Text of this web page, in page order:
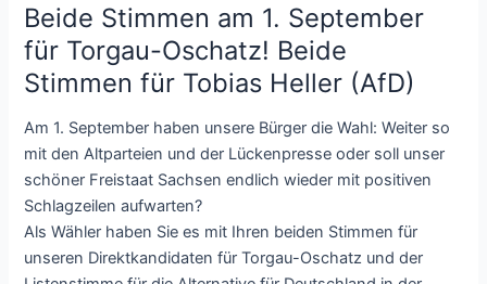
Beide Stimmen am 1. September
für Torgau-Oschatz! Beide
Stimmen für Tobias Heller (AfD)
Am 1. September haben unsere Bürger die Wahl: Weiter so
mit den Altparteien und der Lückenpresse oder soll unser
schöner Freistaat Sachsen endlich wieder mit positiven
Schlagzeilen aufwarten?
Als Wähler haben Sie es mit Ihren beiden Stimmen für
unseren Direktkandidaten für Torgau-Oschatz und der